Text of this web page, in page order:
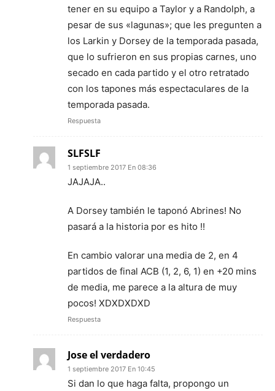
tener en su equipo a Taylor y a Randolph, a
pesar de sus «lagunas»; que les pregunten a
los Larkin y Dorsey de la temporada pasada,
que lo sufrieron en sus propias carnes, uno
secado en cada partido y el otro retratado
con los tapones más espectaculares de la
temporada pasada.
Respuesta
SLFSLF
1 septiembre 2017 En 08:36
JAJAJA..
A Dorsey también le taponó Abrines! No
pasará a la historia por es hito !!
En cambio valorar una media de 2, en 4
partidos de final ACB (1, 2, 6, 1) en +20 mins
de media, me parece a la altura de muy
pocos! XDXDXDXD
Respuesta
Jose el verdadero
1 septiembre 2017 En 10:45
Si dan lo que haga falta, propongo un